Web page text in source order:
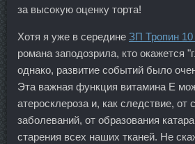
за высокую оценку торта!
Хотя я уже в середине ЗП Тропин
романа заподозрила, кто окажется
однако, развитие событий было
Эта важная функция витамина Е
атеросклероза и, как следствие, от
заболеваний, от образования
старения всех наших тканей. Не